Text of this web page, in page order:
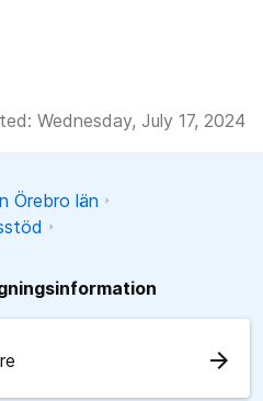
Wednesday, July 17, 2024
Örebro län
arrow_forward